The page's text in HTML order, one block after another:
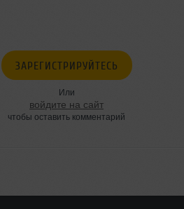
ЗАРЕГИСТРИРУЙТЕСЬ
Или
войдите на сайт
чтобы оставить комментарий